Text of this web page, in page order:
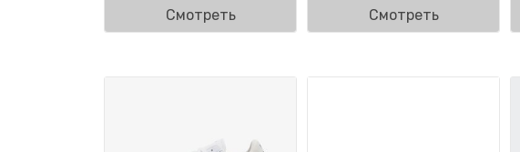
Смотреть
Смотреть